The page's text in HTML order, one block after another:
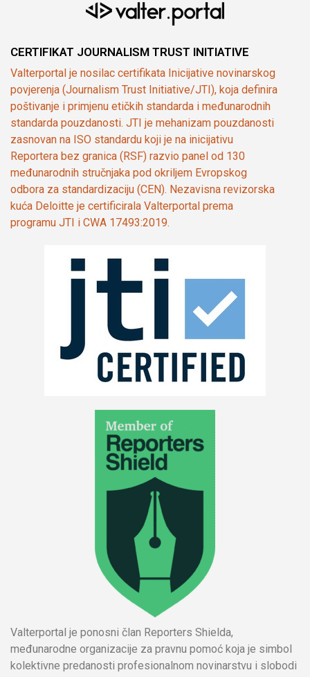
CERTIFIKAT JOURNALISM TRUST INITIATIVE
Valterportal je nosilac certifikata Inicijative novinarskog
povjerenja (Journalism Trust Initiative/JTI), koja definira
poštivanje i primjenu etičkih standarda i međunarodnih
standarda pouzdanosti. JTI je mehanizam pouzdanosti
zasnovan na ISO standardu koji je na inicijativu
Reportera bez granica (RSF) razvio panel od 130
međunarodnih stručnjaka pod okriljem Evropskog
odbora za standardizaciju (CEN). Nezavisna revizorska
kuća Deloitte je certificirala Valterportal prema
programu JTI i CWA 17493:2019.
Valterportal je ponosni član Reporters Shielda,
međunarodne organizacije za pravnu pomoć koja je simbol
kolektivne predanosti profesionalnom novinarstvu i slobodi